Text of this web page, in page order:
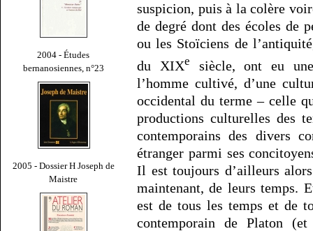
2004 - Études
bernanosiennes, n°23
2005 - Dossier H Joseph de
Maistre
suspicion, puis à la colère
de degré dont des écoles de
ou les Stoïciens de
du XIXe
siècle, ont eu
l’homme cultivé, d’une
occidental du terme – celle
productions culturelles des
contemporains des divers
étranger parmi ses
Il est toujours d’ailleurs
maintenant, de leurs temps.
est de tous les temps et de
contemporain de Platon